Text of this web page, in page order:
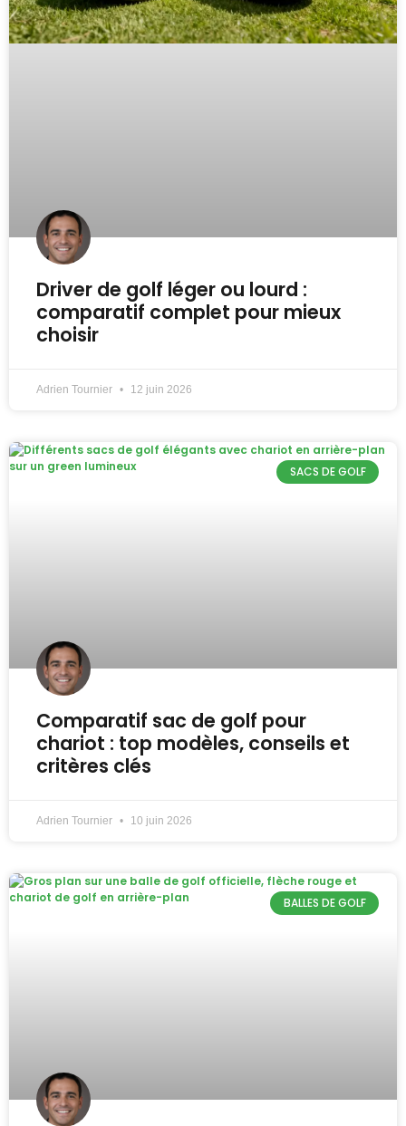
Driver de golf léger ou lourd :
comparatif complet pour mieux
choisir
Adrien Tournier 12 juin 2026
SACS DE GOLF
Comparatif sac de golf pour
chariot : top modèles, conseils et
critères clés
Adrien Tournier 10 juin 2026
BALLES DE GOLF